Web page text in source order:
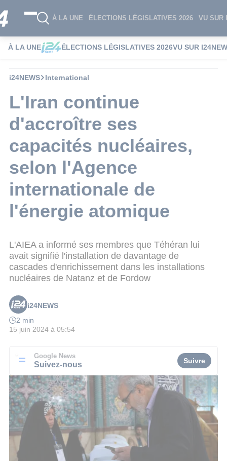
À LA UNE ÉLECTIONS LÉGISLATIVES 2026 VU SUR
À LA UNE ÉLECTIONS LÉGISLATIVES 2026VU SUR
i24NEWS International
L'Iran continue
d'accroître ses
capacités nucléaires,
selon l'Agence
internationale de
l'énergie atomique
L'AIEA a informé ses membres que Téhéran lui
avait signifié l'installation de davantage de
cascades d'enrichissement dans les installations
nucléaires de Natanz et de Fordow
i24NEWS
2 min
15 juin 2024 à 05:54
Google News
Suivez-nous Suivre